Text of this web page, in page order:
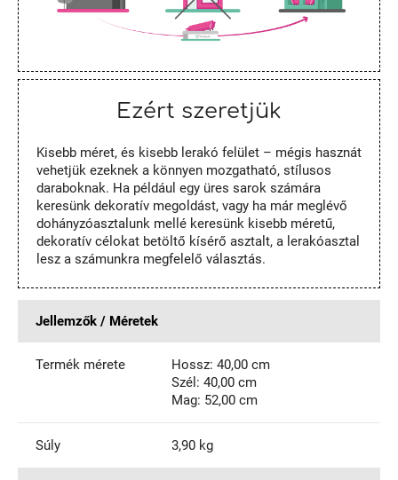
Ezért szeretjük
Kisebb méret, és kisebb lerakó felület – mégis hasznát
vehetjük ezeknek a könnyen mozgatható, stílusos
daraboknak. Ha például egy üres sarok számára
keresünk dekoratív megoldást, vagy ha már meglévő
dohányzóasztalunk mellé keresünk kisebb méretű,
dekoratív célokat betöltő kísérő asztalt, a lerakóasztal
lesz a számunkra megfelelő választás.
Jellemzők / Méretek
Termék mérete
Hossz: 40,00 cm
Szél: 40,00 cm
Mag: 52,00 cm
Súly 3,90 kg